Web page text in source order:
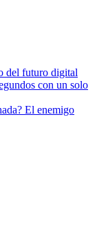
del futuro digital
con un solo
El enemigo